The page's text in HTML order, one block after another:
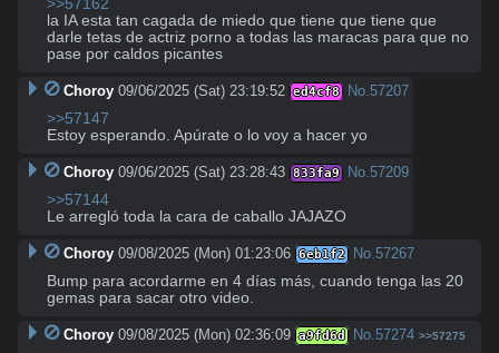
>>57162
la IA esta tan cagada de miedo que tiene que tiene que
darle tetas de actriz porno a todas las maracas para que no
pase por caldos picantes
Choroy 09/06/2025 (Sat) 23:19:52 ed4cf8 No.57207
>>57147
Estoy esperando. Apúrate o lo voy a hacer yo
Choroy 09/06/2025 (Sat) 23:28:43 833fa9 No.57209
>>57144
Le arregló toda la cara de caballo JAJAZO
Choroy 09/08/2025 (Mon) 01:23:06 6eb1f2 No.57267
Bump para acordarme en 4 días más, cuando tenga las 20
gemas para sacar otro video.
Choroy 09/08/2025 (Mon) 02:36:09 a9fd6d No.57274 >>57275